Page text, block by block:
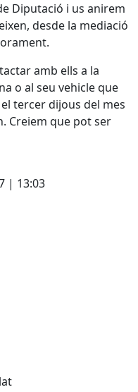
Diputació i us anirem
desde la mediació
amb ells a la
o al seu vehicle que
tercer dijous del mes
Creiem que pot ser
| 13:03